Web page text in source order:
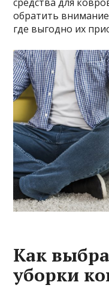
обратить
где выгодно их
Как
уборки